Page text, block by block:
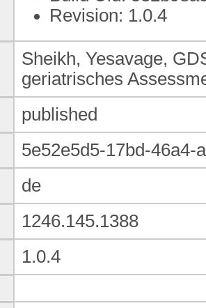
Revision: 1.0.4
Sheikh, Yesavage,
geriatrisches
published
5e52e5d5-17bd-46a4-
de
1246.145.1388
1.0.4